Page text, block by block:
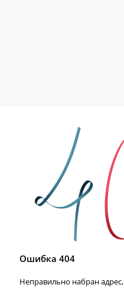
Ошибка 404
Неправильно набран